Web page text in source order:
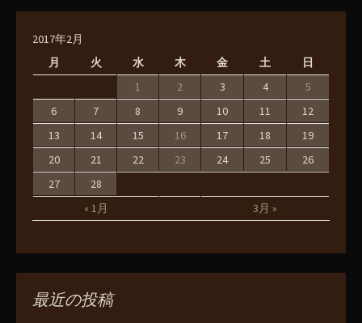
2017年2月
月
火 水 木 金 土 日
« 1月 3月 »
1 2 3 4
5
6
7 8 9 10 11
12
13
14 15 16 17 18
19
20
21 22 23 24 25
26
27
28
最近の投稿